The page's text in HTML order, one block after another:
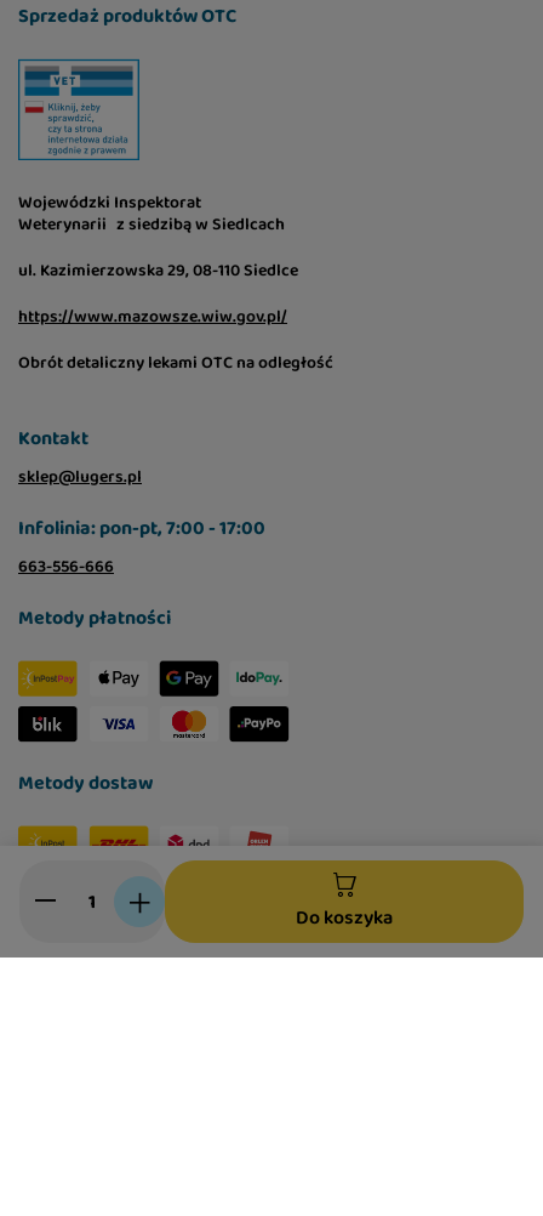
Do koszyka
Sprzedaż produktów OTC
Wojewódzki Inspektorat
Weterynarii z siedzibą w Siedlcach
ul. Kazimierzowska 29, 08-110 Siedlce
https://www.mazowsze.wiw.gov.pl/
Obrót detaliczny lekami OTC na odległość
Kontakt
sklep@lugers.pl
Infolinia: pon-pt, 7:00 - 17:00
663-556-666
Metody płatności
Metody dostaw
Social media